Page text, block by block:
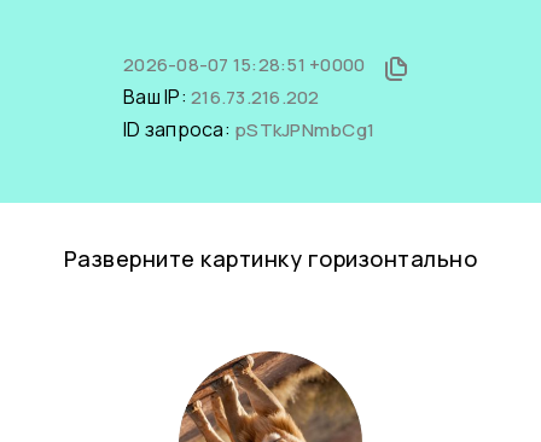
2026-08-07 15:28:51 +0000
Ваш IP: 216.73.216.202
ID запроса: pSTkJPNmbCg1
Разверните картинку горизонтально